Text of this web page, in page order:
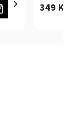
je
349